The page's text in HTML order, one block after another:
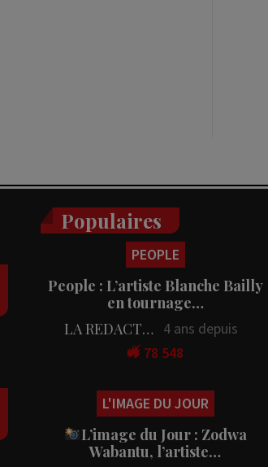
Populaires
PEOPLE
People : L’artiste Blanche Bailly
en tournage…
LA REDACTION
4 ans depuis
78 548
L'IMAGE DU JOUR
L’image du Jour : Zodwa
Wabantu, l’artiste…